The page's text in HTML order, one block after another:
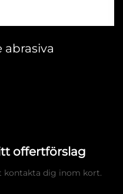
abrasiva
offertförslag
kontakta dig inom kort.